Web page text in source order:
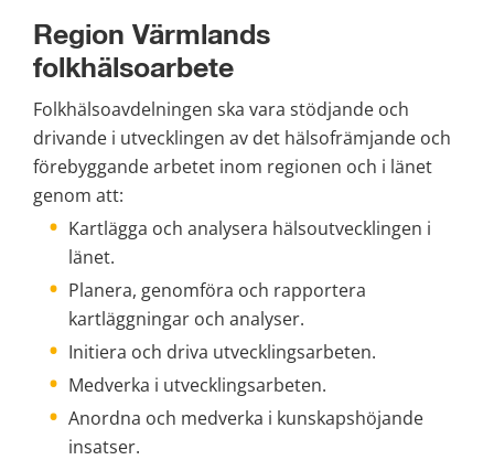
Region Värmlands
folkhälsoarbete
Folkhälsoavdelningen ska vara stödjande och
drivande i utvecklingen av det hälsofrämjande och
förebyggande arbetet inom regionen och i länet
genom att:
Kartlägga och analysera hälsoutvecklingen i
länet.
Planera, genomföra och rapportera
kartläggningar och analyser.
Initiera och driva utvecklingsarbeten.
Medverka i utvecklingsarbeten.
Anordna och medverka i kunskapshöjande
insatser.